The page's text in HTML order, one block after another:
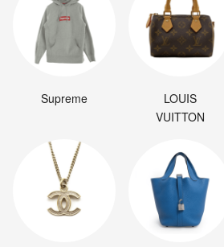
Supreme
LOUIS
VUITTON